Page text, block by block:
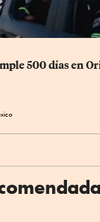
500 días en